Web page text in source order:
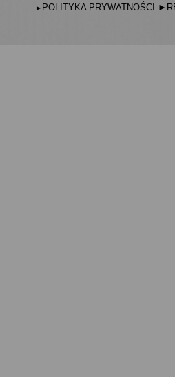
► POLITYKA PRYWATNOŚCI ►